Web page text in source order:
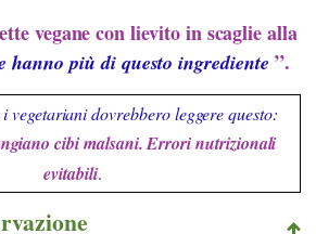
vegane con lievito in scaglie alla
hanno più di questo ingrediente ”.
vegetariani dovrebbero leggere questo:
cibi malsani. Errori nutrizionali
evitabili.